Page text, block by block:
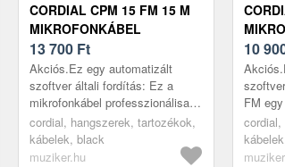
CORDIAL CPM 15 FM 15 M
MIKROFONKÁBEL
13 700 Ft
Akciós.Ez egy automatizált
szoftver általi fordítás: Ez a
mikrofonkábel professzionálisan
kiegyensúlyozott csatlakozást
biztosít a mikrofon és a színpadi
...
cordial, hangszerek, tartozékok,
kábelek, black
muziker.hu
10
FM
22